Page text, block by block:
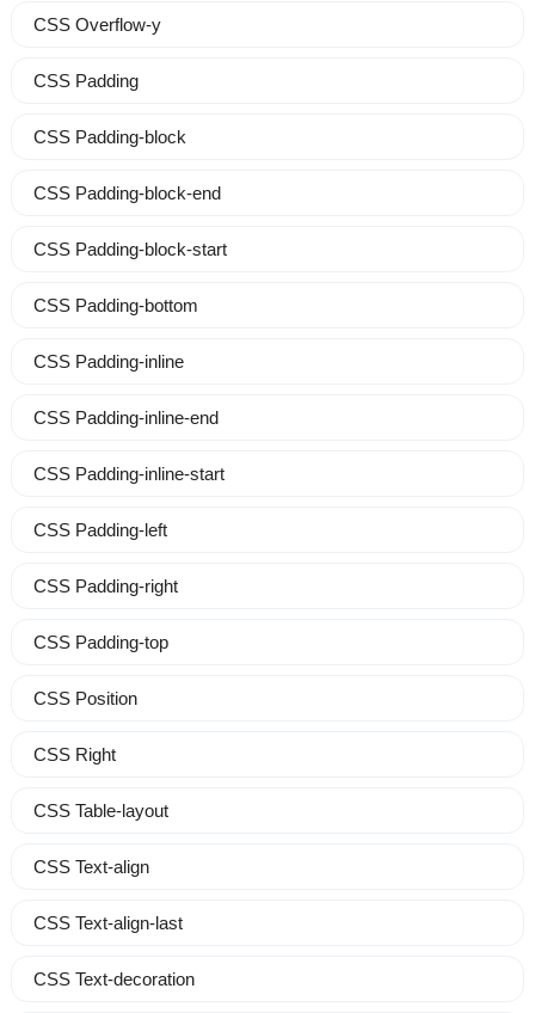
CSS Overflow-y
CSS Padding
CSS Padding-block
CSS Padding-block-end
CSS Padding-block-start
CSS Padding-bottom
CSS Padding-inline
CSS Padding-inline-end
CSS Padding-inline-start
CSS Padding-left
CSS Padding-right
CSS Padding-top
CSS Position
CSS Right
CSS Table-layout
CSS Text-align
CSS Text-align-last
CSS Text-decoration